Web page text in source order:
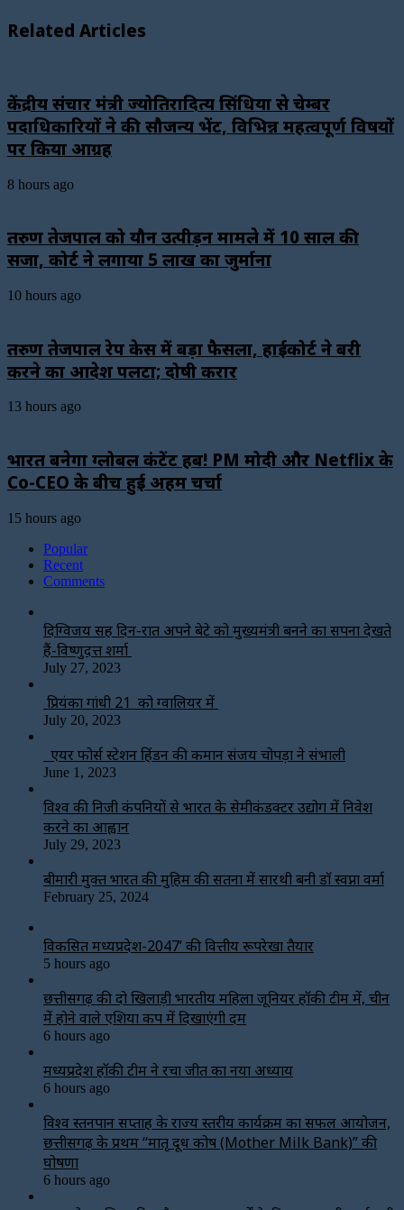
Related Articles
केंद्रीय संचार मंत्री ज्योतिरादित्य सिंधिया से चेम्बर
पदाधिकारियों ने की सौजन्य भेंट, विभिन्न महत्वपूर्ण विषयों
पर किया आग्रह
8 hours ago
तरुण तेजपाल को यौन उत्पीड़न मामले में 10 साल की
सजा, कोर्ट ने लगाया ₹5 लाख का जुर्माना
10 hours ago
तरुण तेजपाल रेप केस में बड़ा फैसला, हाईकोर्ट ने बरी
करने का आदेश पलटा; दोषी करार
13 hours ago
भारत बनेगा ग्लोबल कंटेंट हब! PM मोदी और Netflix के
Co-CEO के बीच हुई अहम चर्चा
15 hours ago
Popular
Recent
Comments
दिग्विजय सिंह दिन-रात अपने बेटे को मुख्यमंत्री बनने का सपना देखते
हैं-विष्णुदत्त शर्मा
July 27, 2023
प्रियंका गांधी 21 को ग्वालियर में
July 20, 2023
एयर फोर्स स्टेशन हिंडन की कमान संजय चोपड़ा ने संभाली
June 1, 2023
विश्‍व की निजी कंपनियों से भारत के सेमीकंडक्टर उद्योग में निवेश
करने का आह्वान
July 29, 2023
बीमारी मुक्त भारत की मुहिम की सतना में सारथी बनी डाॅ स्वप्ना वर्मा
February 25, 2024
विकसित मध्यप्रदेश-2047’ की वित्तीय रूपरेखा तैयार
5 hours ago
छत्तीसगढ़ की दो खिलाड़ी भारतीय महिला जूनियर हॉकी टीम में, चीन
में होने वाले एशिया कप में दिखाएंगी दम
6 hours ago
मध्यप्रदेश हॉकी टीम ने रचा जीत का नया अध्याय
6 hours ago
विश्व स्तनपान सप्ताह के राज्य स्तरीय कार्यक्रम का सफल आयोजन,
छत्तीसगढ़ के प्रथम “मातृ दूध कोष (Mother Milk Bank)” की
घोषणा
6 hours ago